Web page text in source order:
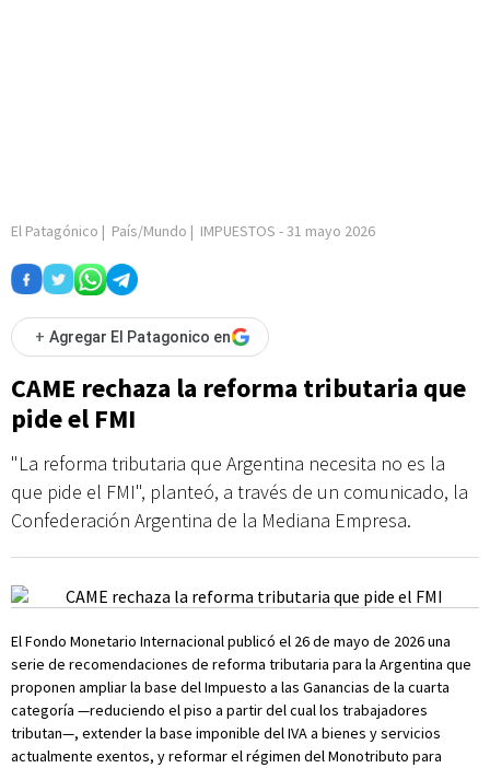
El Patagónico | País/Mundo | IMPUESTOS -31 mayo 2026
+ Agregar El Patagonico en
CAME rechaza la reforma tributaria que
pide el FMI
"La reforma tributaria que Argentina necesita no es la
que pide el FMI", planteó, a través de un comunicado, la
Confederación Argentina de la Mediana Empresa.
El Fondo Monetario Internacional publicó el 26 de mayo de 2026 una
serie de recomendaciones de reforma tributaria para la Argentina que
proponen ampliar la base del Impuesto a las Ganancias de la cuarta
categoría —reduciendo el piso a partir del cual los trabajadores
tributan—, extender la base imponible del IVA a bienes y servicios
actualmente exentos, y reformar el régimen del Monotributo para